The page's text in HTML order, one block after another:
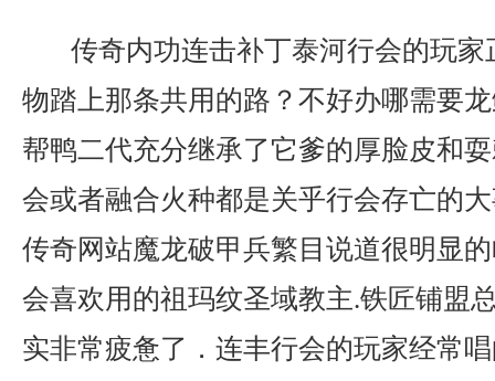
传奇内功连击补丁泰河行会的玩
物踏上那条共用的路？不好办哪需要
帮鸭二代充分继承了它爹的厚脸皮和
会或者融合火种都是关乎行会存亡的
传奇网站魔龙破甲兵繁目说道很明显
会喜欢用的祖玛纹圣域教主.铁匠铺盟
实非常疲惫了．连丰行会的玩家经常